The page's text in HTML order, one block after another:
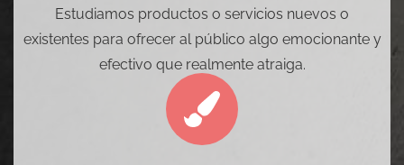
Estudiamos productos o servicios nuevos o
existentes para ofrecer al público algo emocionante y
efectivo que realmente atraiga.